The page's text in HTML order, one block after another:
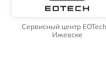
Сервисный центр
Ижевске